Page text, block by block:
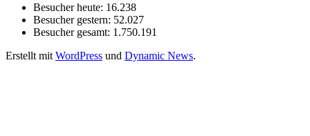
Besucher heute: 16.238
Besucher gestern: 52.027
Besucher gesamt: 1.750.191
Erstellt mit WordPress und Dynamic News.